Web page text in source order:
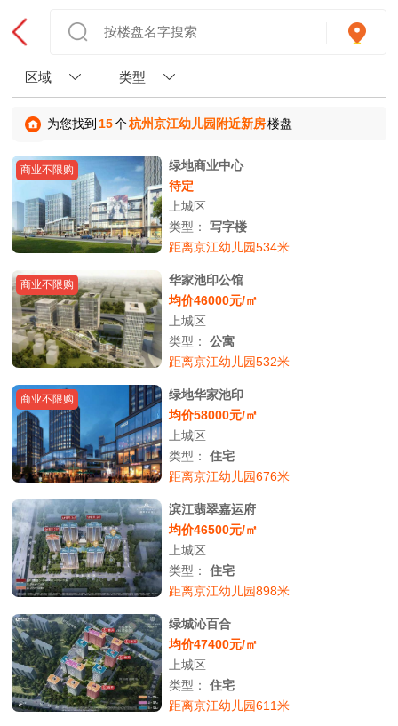
区域 类型
为您找到 15个杭州京江幼儿园附近新房楼盘
商业不限购
绿地商业中心
待定
上城区
类型：写字楼
距离京江幼儿园534米
商业不限购
华家池印公馆
均价46000元/㎡
上城区
类型：公寓
距离京江幼儿园532米
商业不限购
绿地华家池印
均价58000元/㎡
上城区
类型：住宅
距离京江幼儿园676米
滨江翡翠嘉运府
均价46500元/㎡
上城区
类型：住宅
距离京江幼儿园898米
绿城沁百合
均价47400元/㎡
上城区
类型：住宅
距离京江幼儿园611米